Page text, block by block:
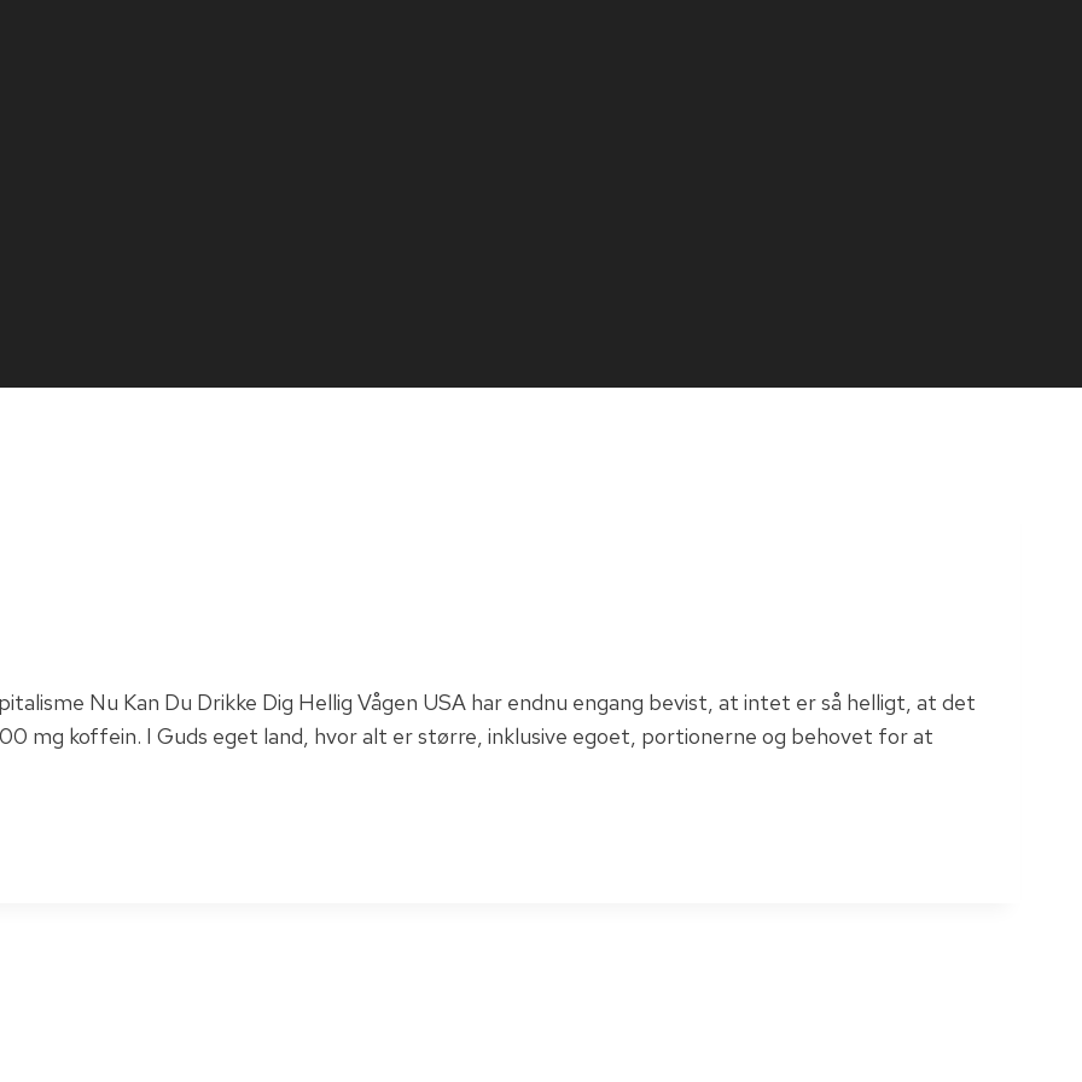
Nu Kan Du Drikke Dig Hellig Vågen USA har endnu engang bevist, at intet er så helligt, at det
mg koffein. I Guds eget land, hvor alt er større, inklusive egoet, portionerne og behovet for at